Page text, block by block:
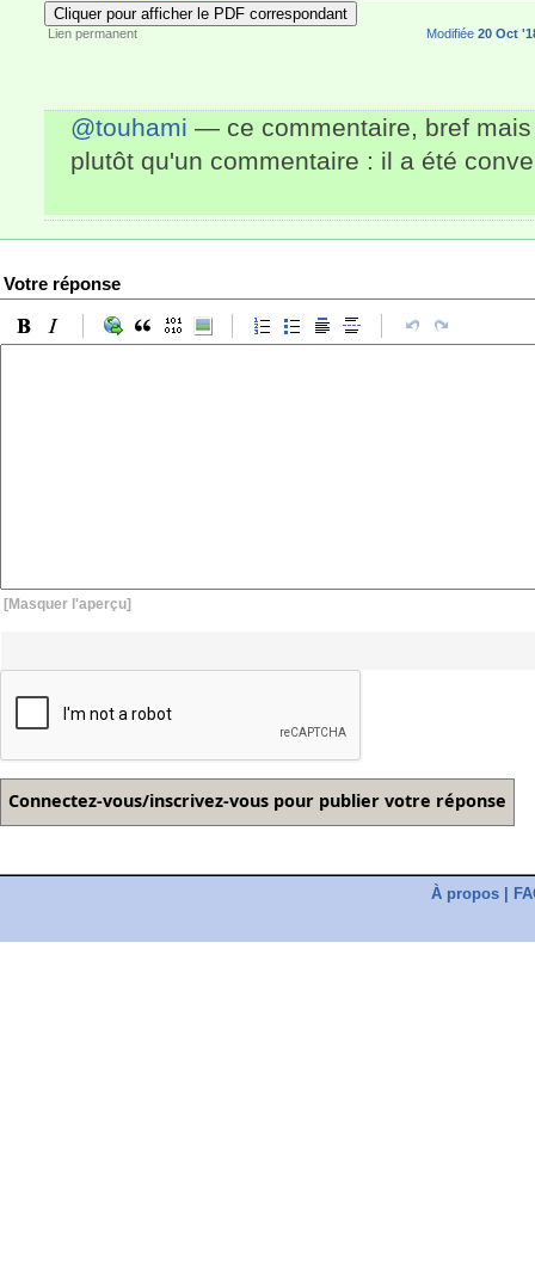
Cliquer pour afficher le PDF correspondant
Lien permanent Modifiée 20 Oct
@touhami — ce commentaire, bref
plutôt qu'un commentaire : il a été
Votre réponse
[Masquer l'aperçu]
À propos